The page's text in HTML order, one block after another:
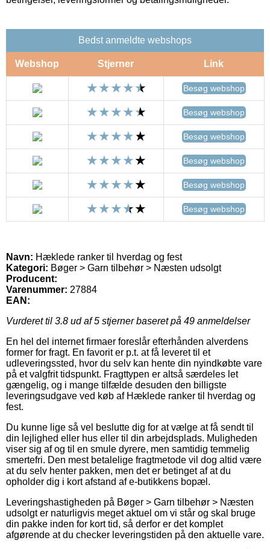
Bedst anmeldte webshops
Webshop Stjerner Link
Besøg webshop
Besøg webshop
Besøg webshop
Besøg webshop
Besøg webshop
Besøg webshop
Navn: Hæklede ranker til hverdag og fest
Kategori: Bøger > Garn tilbehør > Næsten udsolgt
Producent:
Varenummer: 27884
EAN:
Vurderet til 3.8 ud af 5 stjerner baseret på 49 anmeldelser
En hel del internet firmaer foreslår efterhånden alverdens
former for fragt. En favorit er p.t. at få leveret til et
udleveringssted, hvor du selv kan hente din nyindkøbte vare
på et valgfrit tidspunkt. Fragttypen er altså særdeles let
gængelig, og i mange tilfælde desuden den billigste
leveringsudgave ved køb af Hæklede ranker til hverdag og
fest.
Du kunne lige så vel beslutte dig for at vælge at få sendt til
din lejlighed eller hus eller til din arbejdsplads. Muligheden
viser sig af og til en smule dyrere, men samtidig temmelig
smertefri. Den mest betalelige fragtmetode vil dog altid være
at du selv henter pakken, men det er betinget af at du
opholder dig i kort afstand af e-butikkens bopæl.
Leveringshastigheden på Bøger > Garn tilbehør > Næsten
udsolgt er naturligvis meget aktuel om vi står og skal bruge
din pakke inden for kort tid, så derfor er det komplet
afgørende at du checker leveringstiden på den aktuelle vare.